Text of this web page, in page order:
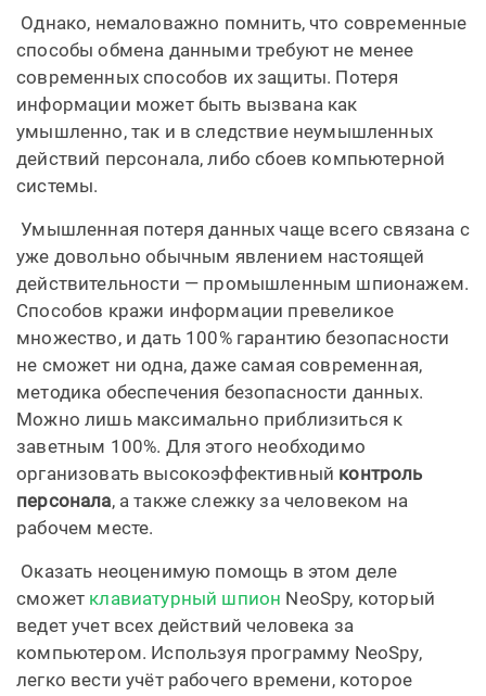
Однако, немаловажно помнить, что современные
способы обмена данными требуют не менее
современных способов их защиты. Потеря
информации может быть вызвана как
умышленно, так и в следствие неумышленных
действий персонала, либо сбоев компьютерной
системы.
Умышленная потеря данных чаще всего связана с
уже довольно обычным явлением настоящей
действительности — промышленным шпионажем.
Способов кражи информации превеликое
множество, и дать 100% гарантию безопасности
не сможет ни одна, даже самая современная,
методика обеспечения безопасности данных.
Можно лишь максимально приблизиться к
заветным 100%. Для этого необходимо
организовать высокоэффективный контроль
персонала, а также слежку за человеком на
рабочем месте.
Оказать неоценимую помощь в этом деле
сможет клавиатурный шпион NeoSpy, который
ведет учет всех действий человека за
компьютером. Используя программу NeoSpy,
легко вести учёт рабочего времени, которое